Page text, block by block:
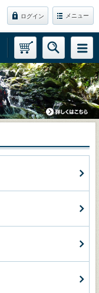
ログイン メニュー